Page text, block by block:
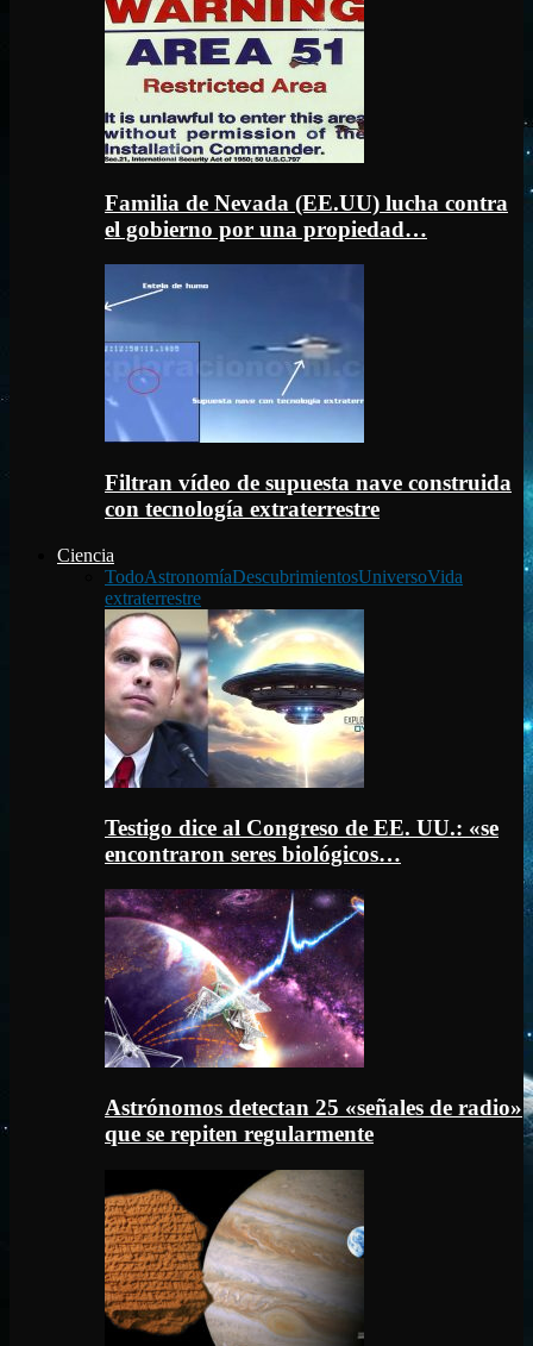
Familia de Nevada (EE.UU) lucha contra
el gobierno por una propiedad…
Filtran vídeo de supuesta nave construida
con tecnología extraterrestre
Ciencia
TodoAstronomíaDescubrimientosUniversoVida
extraterrestre
Testigo dice al Congreso de EE. UU.: «se
encontraron seres biológicos…
Astrónomos detectan 25 «señales de radio»
que se repiten regularmente